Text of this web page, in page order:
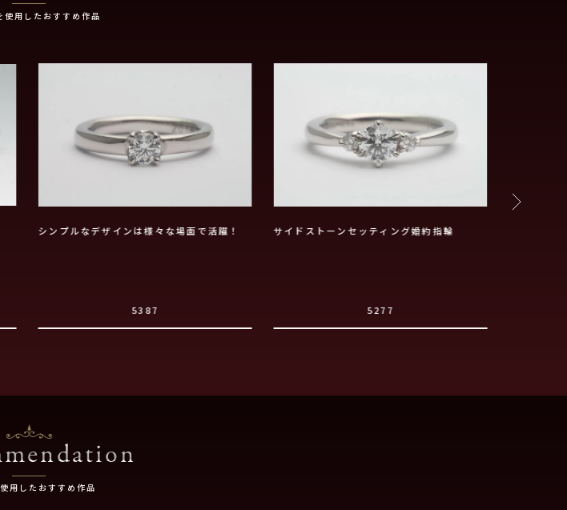
使用したおすすめ作品
シンプルなデザインは様々な場面で活躍！
5387
サイドストーンセッティング婚約指輪
5277
用したおすすめ作品